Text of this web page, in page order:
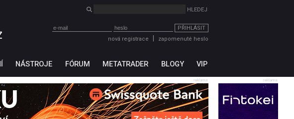
PŘIHLÁSIT
nová registrace
zapomenuté heslo
NÁSTROJE FÓRUM METATRADER BLOGY VIP
reklama
reklama